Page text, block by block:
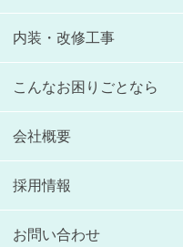
内装・改修工事
こんなお困りごとなら
会社概要
採用情報
お問い合わせ